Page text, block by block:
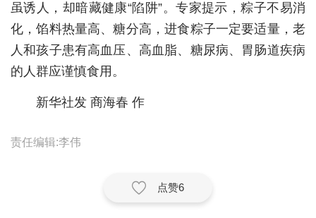
悠游
相亲
汽车
房产
虽诱人，却暗藏健康“陷阱”。专家提示，粽子不易消
化，馅料热量高、糖分高，进食粽子一定要适量，老
人和孩子患有高血压、高血脂、糖尿病、胃肠道疾病
的人群应谨慎食用。
新华社发 商海春 作
责任编辑:李伟
点赞6